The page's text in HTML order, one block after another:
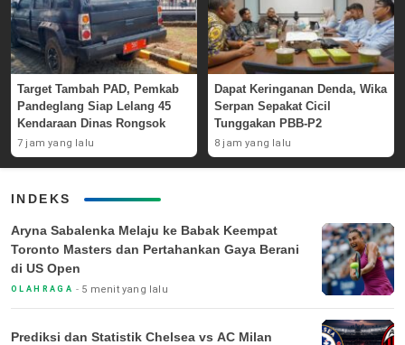
Target Tambah PAD, Pemkab
Pandeglang Siap Lelang 45
Kendaraan Dinas Rongsok
7 jam yang lalu
Dapat Keringanan Denda, Wika
Serpan Sepakat Cicil
Tunggakan PBB-P2
8 jam yang lalu
INDEKS
Aryna Sabalenka Melaju ke Babak Keempat
Toronto Masters dan Pertahankan Gaya Berani
di US Open
OLAHRAGA 5 menit yang lalu
Prediksi dan Statistik Chelsea vs AC Milan